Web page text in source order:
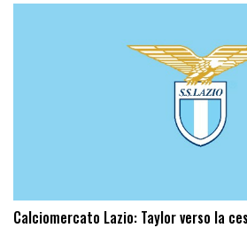
Calciomercato Lazio: Taylor verso la